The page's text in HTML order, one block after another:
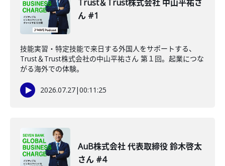
Trust＆Trust株式会社 中山平祐さ
ん #1
技能実習・特定技能で来日する外国人をサポートする、
Trust＆Trust株式会社の中山平祐さん 第１回。起業につな
がる海外での体験。
2026.07.27|00:11:25
AuB株式会社 代表取締役 鈴木啓太
さん #4